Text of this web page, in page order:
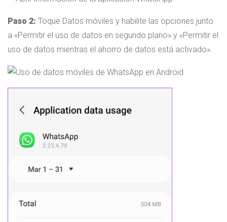
Paso 2: Toque Datos móviles y habilite las opciones junto
a «Permitir el uso de datos en segundo plano» y «Permitir el
uso de datos mientras el ahorro de datos está activado».